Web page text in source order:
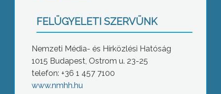
FELÜGYELETI SZERVÜNK
Nemzeti Média- és Hírközlési Hatóság
1015 Budapest, Ostrom u. 23-25
telefon: +36 1 457 7100
www.nmhh.hu